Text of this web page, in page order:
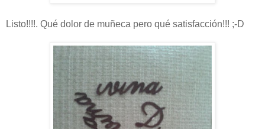
Listo!!!!. Qué dolor de muñeca pero qué satisfacción!!! ;-D